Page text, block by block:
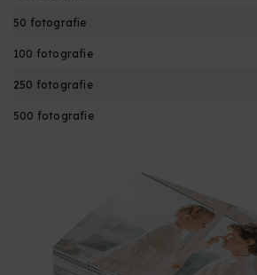
50 fotografie
100 fotografie
250 fotografie
500 fotografie